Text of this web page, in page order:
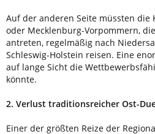
Auf der anderen Seite müssten die
oder Mecklenburg-Vorpommern,
antreten, regelmäßig nach
Schleswig-Holstein reisen. Eine
auf lange Sicht die
könnte.
2. Verlust traditionsreicher Ost-
Einer der größten Reize der